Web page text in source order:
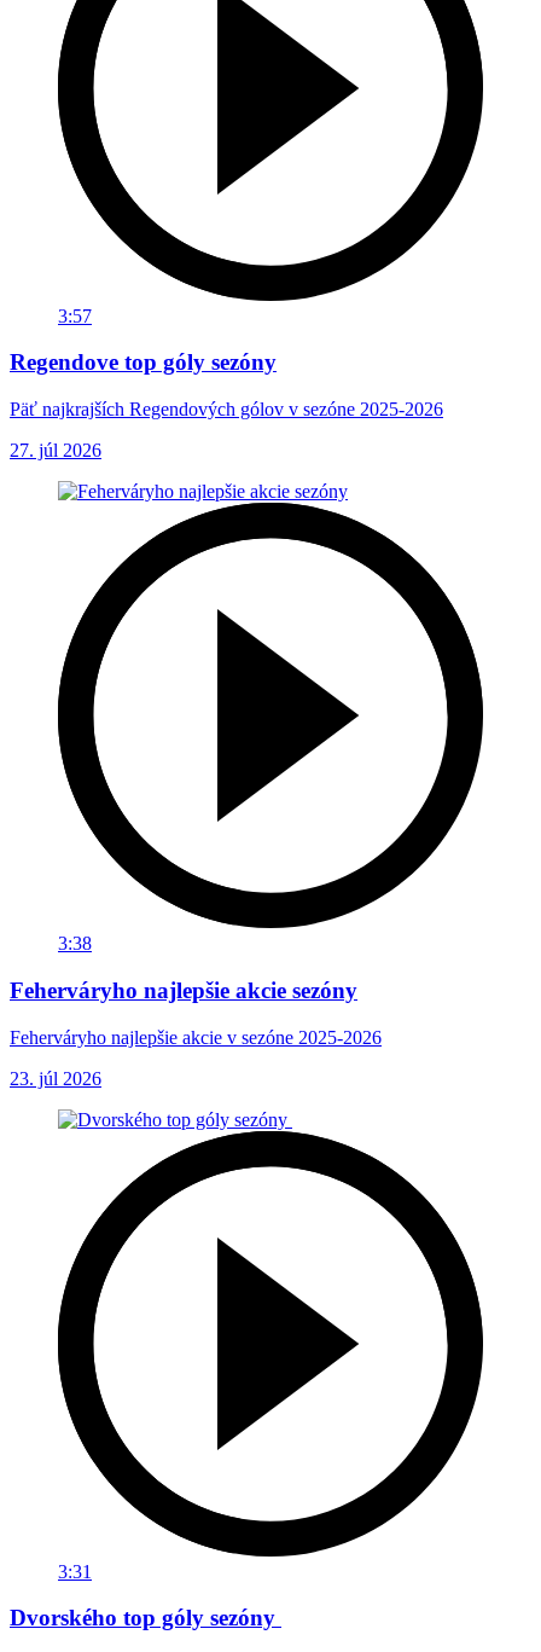
3:57
Regendove top góly sezóny
Päť najkrajších Regendových gólov v sezóne 2025-2026
27. júl 2026
3:38
Feherváryho najlepšie akcie sezóny
Feherváryho najlepšie akcie v sezóne 2025-2026
23. júl 2026
3:31
Dvorského top góly sezóny